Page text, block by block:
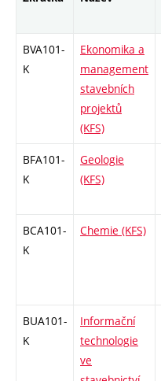
BVA101-
K
Ekonomika a
management
stavebních
projektů
(KFS)
BFA101-
K
Geologie
(KFS)
BCA101-
K
Chemie (KFS)
BUA101-
K
Informační
technologie
ve